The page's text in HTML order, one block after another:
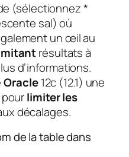
(sélectionnez *
sal) où
un œil au
résultats à
d’informations.
Oracle12c (12.1) une
limiter les
décalages.
de la table dans